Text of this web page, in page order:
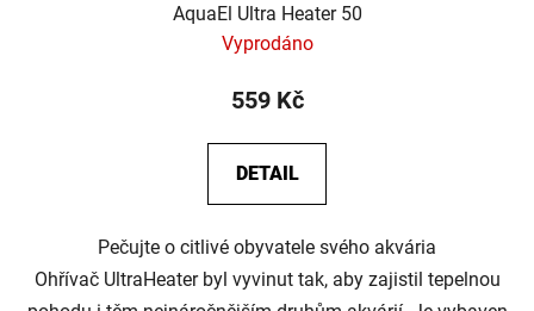
AquaEl Ultra Heater 50
Vyprodáno
559 Kč
DETAIL
Pečujte o citlivé obyvatele svého akvária
Ohřívač UltraHeater byl vyvinut tak, aby zajistil tepelnou